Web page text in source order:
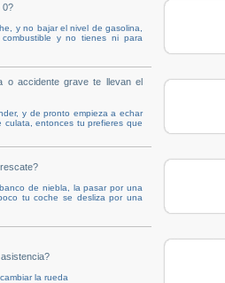
0?
y no bajar el nivel de gasolina,
y no tienes ni para
o accidente grave te llevan el
y de pronto empieza a echar
entonces tu prefieres que
de niebla, la pasar por una
tu coche se desliza por una
la rueda